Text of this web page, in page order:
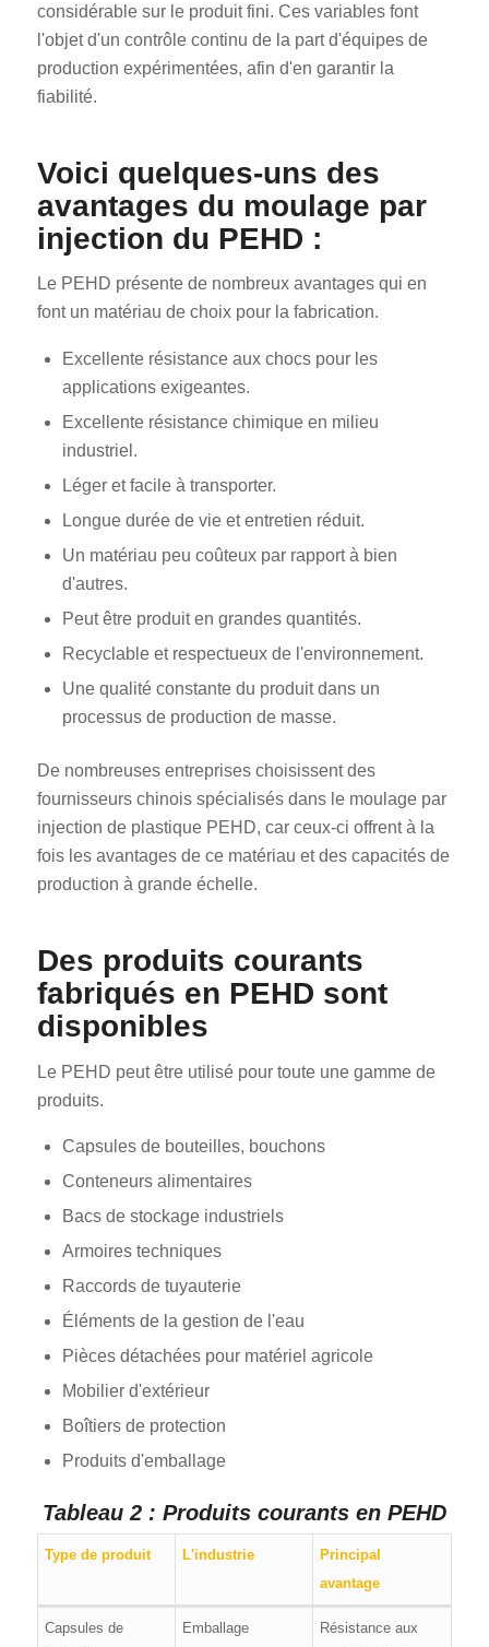
considérable sur le produit fini. Ces variables font
l'objet d'un contrôle continu de la part d'équipes de
production expérimentées, afin d'en garantir la
fiabilité.
Voici quelques-uns des
avantages du moulage par
injection du PEHD :
Le PEHD présente de nombreux avantages qui en
font un matériau de choix pour la fabrication.
Excellente résistance aux chocs pour les
applications exigeantes.
Excellente résistance chimique en milieu
industriel.
Léger et facile à transporter.
Longue durée de vie et entretien réduit.
Un matériau peu coûteux par rapport à bien
d'autres.
Peut être produit en grandes quantités.
Recyclable et respectueux de l'environnement.
Une qualité constante du produit dans un
processus de production de masse.
De nombreuses entreprises choisissent des
fournisseurs chinois spécialisés dans le moulage par
injection de plastique PEHD, car ceux-ci offrent à la
fois les avantages de ce matériau et des capacités de
production à grande échelle.
Des produits courants
fabriqués en PEHD sont
disponibles
Le PEHD peut être utilisé pour toute une gamme de
produits.
Capsules de bouteilles, bouchons
Conteneurs alimentaires
Bacs de stockage industriels
Armoires techniques
Raccords de tuyauterie
Éléments de la gestion de l'eau
Pièces détachées pour matériel agricole
Mobilier d'extérieur
Boîtiers de protection
Produits d'emballage
Tableau 2 : Produits courants en PEHD
Type de produit L'industrie
Principal
avantage
Capsules de
Emballage
Résistance aux